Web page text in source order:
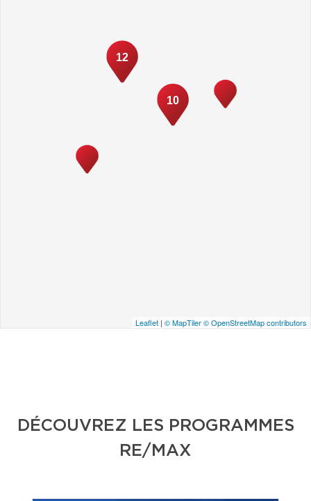
12
10
Leaflet | © MapTiler© OpenStreetMap contributors
DÉCOUVREZ LES PROGRAMMES
RE/MAX